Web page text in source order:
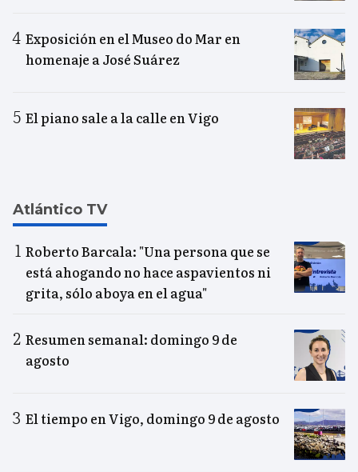
Exposición en el Museo do Mar en
homenaje a José Suárez
El piano sale a la calle en Vigo
Atlántico TV
Roberto Barcala: "Una persona que se
está ahogando no hace aspavientos ni
grita, sólo aboya en el agua"
Resumen semanal: domingo 9 de
agosto
El tiempo en Vigo, domingo 9 de agosto